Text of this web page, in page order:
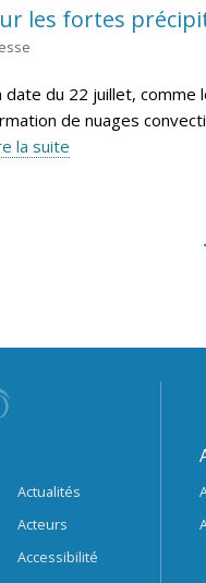
les fortes
date du 22 juillet,
de nuages
la suite
Actualités
Acteurs
Accessibilité